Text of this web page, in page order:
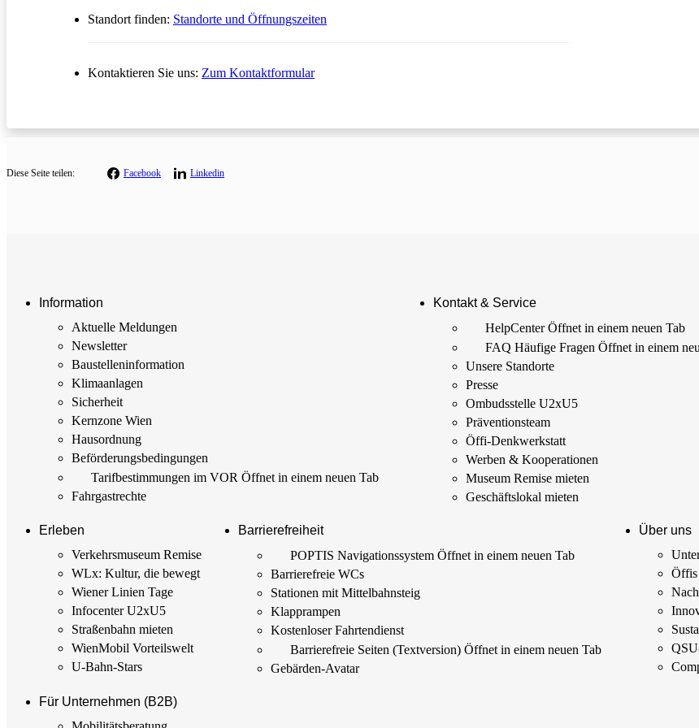
Standort finden: Standorte und Öffnungszeiten
Kontaktieren Sie uns: Zum KontaktformularÖffnet in einem neuen Tab
Diese Seite teilen: Facebook Linkedin
Information
Aktuelle Meldungen
Newsletter
Baustellen­information
Klimaanlagen
Sicherheit
Kernzone Wien
Hausordnung
Beförderungs­bedingungen
Tarif­bestimmungen im VOR Öffnet in einem neuen Tab
Fahrgastrechte
Kontakt & Service
HelpCenterÖffnet in einem neuen Tab
FAQ Häufige Fragen Öffnet in einem
Unsere Standorte
Presse
Ombudsstelle U2xU5
Präventionsteam
Öffi-Denkwerkstatt
Werben & Kooperationen
Museum Remise mieten
Geschäftslokal mieten
Erleben
Verkehrsmuseum Remise
WLx: Kultur, die bewegt
Wiener Linien Tage
Infocenter U2xU5
Straßenbahn mieten
WienMobil Vorteilswelt
U-Bahn-Stars
Barrierefreiheit
POPTIS NavigationssystemÖffnet in einem neuen Tab
Barrierefreie WCs
Stationen mit Mittelbahnsteig
Klapprampen
Kostenloser Fahrtendienst
Barrierefreie Seiten (Textversion)Öffnet in einem neuen Tab
Gebärden-Avatar
Über uns
Öffis
Für Unternehmen (B2B)